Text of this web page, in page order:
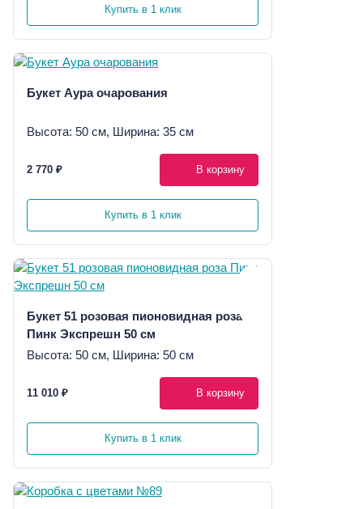
Купить в 1 клик
Букет Аура очарования
Высота: 50 см, Ширина: 35 см
2 770 ₽ В корзину
Купить в 1 клик
Букет 51 розовая пионовидная роза
Пинк Экспрешн 50 см
Высота: 50 см, Ширина: 50 см
11 010 ₽ В корзину
Купить в 1 клик